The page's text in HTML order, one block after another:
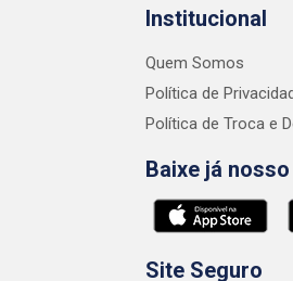
Institucional
Quem Somos
Política de
Política de Troca e
Baixe já
Site Seguro